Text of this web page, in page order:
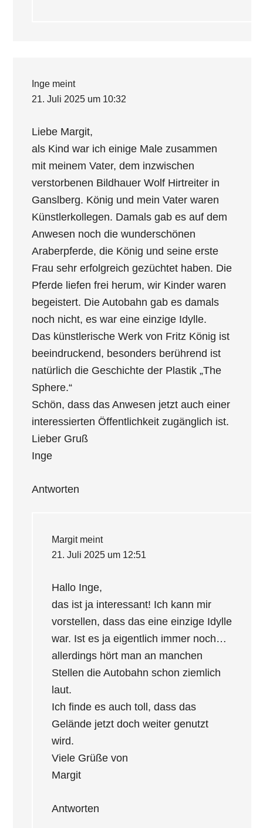
Inge meint
21. Juli 2025 um 10:32
Liebe Margit,
als Kind war ich einige Male zusammen
mit meinem Vater, dem inzwischen
verstorbenen Bildhauer Wolf Hirtreiter in
Ganslberg. König und mein Vater waren
Künstlerkollegen. Damals gab es auf dem
Anwesen noch die wunderschönen
Araberpferde, die König und seine erste
Frau sehr erfolgreich gezüchtet haben. Die
Pferde liefen frei herum, wir Kinder waren
begeistert. Die Autobahn gab es damals
noch nicht, es war eine einzige Idylle.
Das künstlerische Werk von Fritz König ist
beeindruckend, besonders berührend ist
natürlich die Geschichte der Plastik „The
Sphere.“
Schön, dass das Anwesen jetzt auch einer
interessierten Öffentlichkeit zugänglich ist.
Lieber Gruß
Inge
Antworten
Margit meint
21. Juli 2025 um 12:51
Hallo Inge,
das ist ja interessant! Ich kann mir
vorstellen, dass das eine einzige Idylle
war. Ist es ja eigentlich immer noch…
allerdings hört man an manchen
Stellen die Autobahn schon ziemlich
laut.
Ich finde es auch toll, dass das
Gelände jetzt doch weiter genutzt
wird.
Viele Grüße von
Margit
Antworten